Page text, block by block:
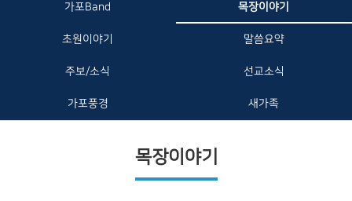
가포Band 목장이야기
초원이야기 말씀요약
주보/소식 선교소식
가포풍경 새가족
목장이야기